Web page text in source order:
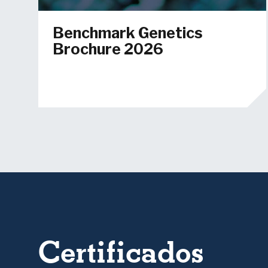
Benchmark Genetics
Brochure 2026
Certificados